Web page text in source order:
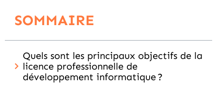
SOMMAIRE
Quels sont les principaux objectifs de la
licence professionnelle de
développement informatique ?